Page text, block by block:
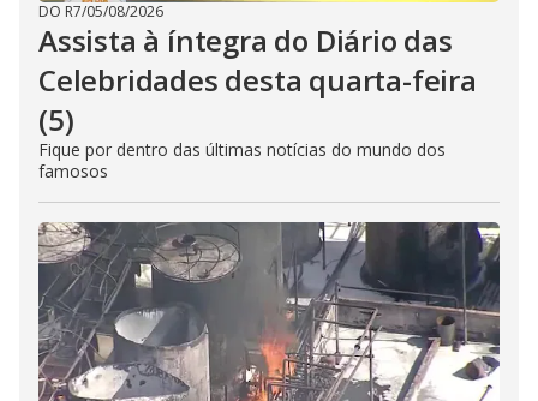
DO R7/05/08/2026
Assista à íntegra do Diário das
Celebridades desta quarta-feira
(5)
Fique por dentro das últimas notícias do mundo dos
famosos